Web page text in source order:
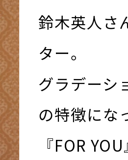
鈴木英人さ
ター。
グラデーシ
の特徴にな
『FOR